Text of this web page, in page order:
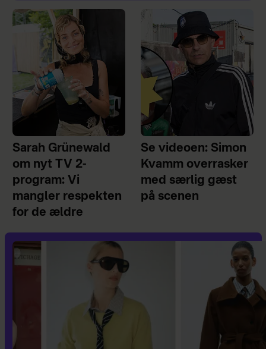
Sarah Grünewald
om nyt TV 2-
program: Vi
mangler respekten
for de ældre
Se videoen: Simon
Kvamm overrasker
med særlig gæst
på scenen